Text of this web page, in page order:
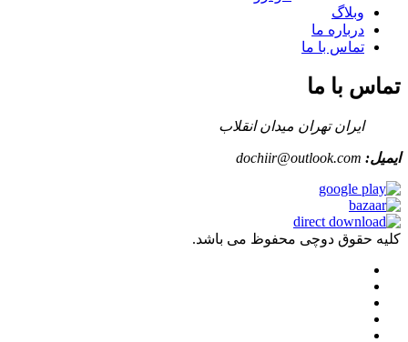
وبلاگ
درباره ما
تماس با ما
تماس با ما
ایران تهران میدان انقلاب
ایمیل: dochiir@outlook.com
کلیه حقوق دوچی محفوظ می باشد.